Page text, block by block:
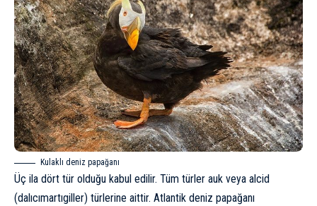
Kulaklı deniz papağanı
Üç ila dört tür olduğu kabul edilir. Tüm türler auk veya alcid
(dalıcımartıgiller) türlerine aittir. Atlantik deniz papağanı